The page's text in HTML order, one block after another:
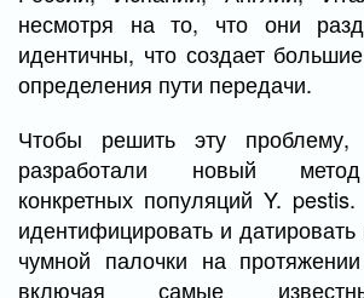
несмотря на то, что они
идентичны, что создает
определения пути передачи.
Чтобы решить эту проблему,
разработали новый
конкретных популяций Y.
идентифицировать и
чумной палочки на
включая самые